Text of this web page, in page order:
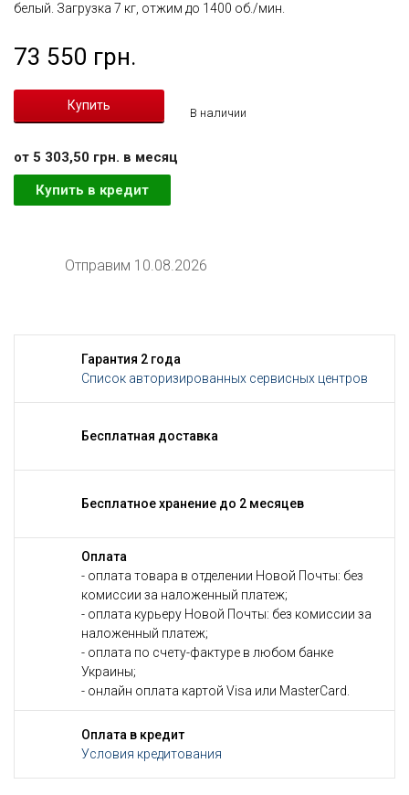
белый. Загрузка 7 кг, отжим до 1400 об./мин.
73 550 грн.
В наличии
от 5 303,50 грн. в месяц
Купить в кредит
Отправим 10.08.2026
Гарантия 2 года
Список авторизированных сервисных центров
Бесплатная доставка
Бесплатное хранение до 2 месяцев
Оплата
- оплата товара в отделении Новой Почты: без
комиссии за наложенный платеж;
- оплата курьеру Новой Почты: без комиссии за
наложенный платеж;
- оплата по счету-фактуре в любом банке
Украины;
- онлайн оплата картой Visa или MasterCard.
Оплата в кредит
Условия кредитования